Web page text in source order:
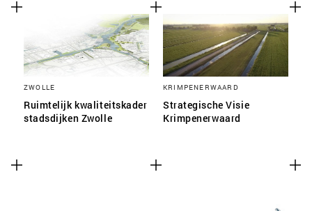
ZWOLLE
Ruimtelijk kwaliteitskader
stadsdijken Zwolle
KRIMPENERWAARD
Strategische Visie
Krimpenerwaard